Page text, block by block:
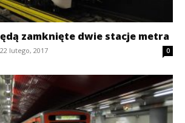
zamknięte dwie stacje metra
22 lutego, 2017 0